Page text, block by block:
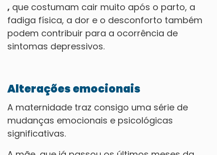
, que costumam cair muito após o parto, a
fadiga física, a dor e o desconforto também
podem contribuir para a ocorrência de
sintomas depressivos.
Alterações emocionais
A maternidade traz consigo uma série de
mudanças emocionais e psicológicas
significativas.